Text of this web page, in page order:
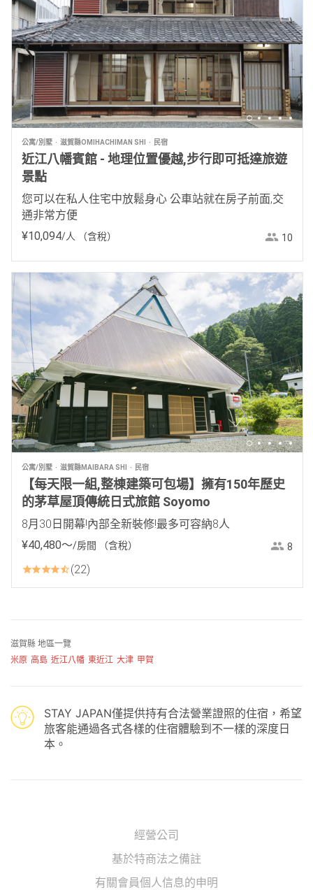
公寓/別墅 滋賀縣OMIHACHIMAN SHI 民宿
近江八幡賓館 - 地理位置優越,步行即可抵達旅遊
景點
您可以在私人住宅中放鬆身心 公車站就在房子前面,交
通非常方便
¥10,094/人 （含稅） 10
公寓/別墅 滋賀縣MAIBARA SHI 民宿
【每天限一組,整棟建築可包場】擁有150年歷史
的茅草屋頂傳統日式旅館 Soyomo
8月30日開幕!內部全新裝修!最多可容納8人
¥40,480〜/房間 （含稅） 8
22
滋賀縣 地區一覽
米原 高島 近江八幡 東近江 大津 甲賀
STAY JAPAN僅提供持有合法營業證照的住宿，希望
旅客能通過各式各樣的住宿體驗到不一樣的深度日
本。
經營公司
基於特商法之備註
有關會員個人信息的申明